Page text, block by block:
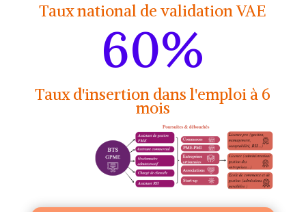
Taux national de validation VAE
60%
Taux d'insertion dans l'emploi à 6
mois